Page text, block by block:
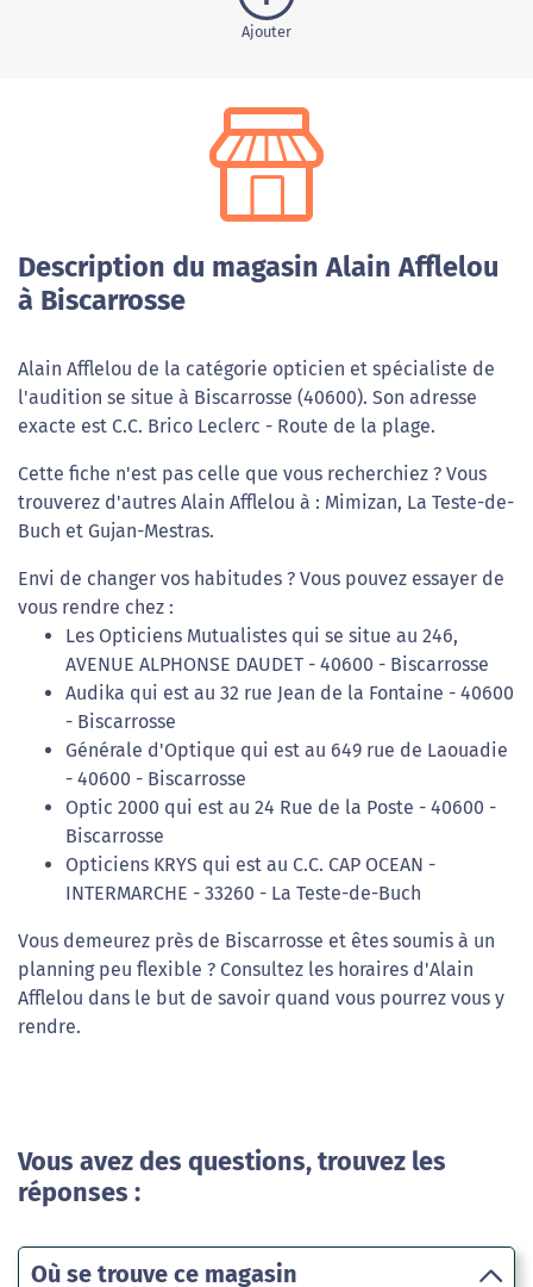
Ajouter
Description du magasin Alain Afflelou
à Biscarrosse
Alain Afflelou de la catégorie opticien et spécialiste de
l'audition se situe à Biscarrosse (40600). Son adresse
exacte est C.C. Brico Leclerc - Route de la plage.
Cette fiche n'est pas celle que vous recherchiez ? Vous
trouverez d'autres Alain Afflelou à : Mimizan, La Teste-de-
Buch et Gujan-Mestras.
Envi de changer vos habitudes ? Vous pouvez essayer de
vous rendre chez :
Les Opticiens Mutualistes qui se situe au 246,
AVENUE ALPHONSE DAUDET - 40600 - Biscarrosse
Audika qui est au 32 rue Jean de la Fontaine - 40600
- Biscarrosse
Générale d'Optique qui est au 649 rue de Laouadie
- 40600 - Biscarrosse
Optic 2000 qui est au 24 Rue de la Poste - 40600 -
Biscarrosse
Opticiens KRYS qui est au C.C. CAP OCEAN -
INTERMARCHE - 33260 - La Teste-de-Buch
Vous demeurez près de Biscarrosse et êtes soumis à un
planning peu flexible ? Consultez les horaires d'Alain
Afflelou dans le but de savoir quand vous pourrez vous y
rendre.
Vous avez des questions, trouvez les
réponses :
Où se trouve ce magasin